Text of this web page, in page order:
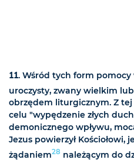
11. Wśród tych form pomocy
uroczysty, zwany wielkim
obrzędem liturgicznym. Z
celu "wypędzenie złych
demonicznego wpływu,
Jezus powierzył Kościołowi,
żądaniem28 należącym do